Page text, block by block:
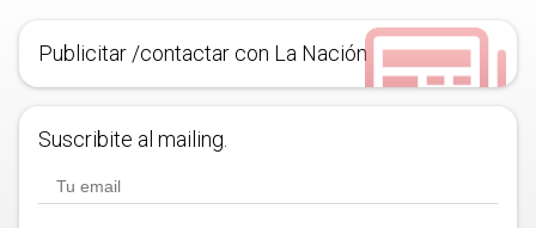
Publicitar /contactar con La Nación
Suscribite al mailing.